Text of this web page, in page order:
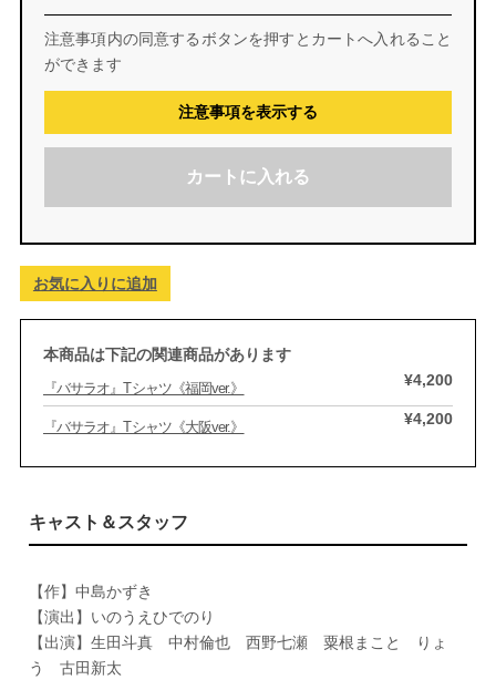
注意事項内の同意するボタンを押すとカートへ入れること
ができます
注意事項を表示する
カートに入れる
お気に入りに追加
本商品は下記の関連商品があります
『バサラオ』Tシャツ《福岡ver.》 ¥4,200
『バサラオ』Tシャツ《大阪ver.》 ¥4,200
キャスト＆スタッフ
【作】中島かずき
【演出】いのうえひでのり
【出演】生田斗真 中村倫也 西野七瀬 粟根まこと りょ
う 古田新太